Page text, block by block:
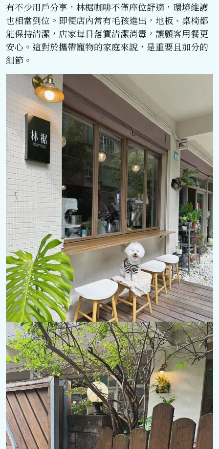
有不少用戶分享，林椐咖啡不僅座位舒適，環境維護
也相當到位。即便店內常有毛孩進出，地板、桌椅都
能保持清潔，店家每日落實清潔消毒，讓顧客用餐更
安心。這對於攜帶寵物的家庭來說，是重要且加分的
細節。